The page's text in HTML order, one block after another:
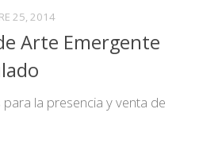
25, 2014
Arte Emergente
la presencia y venta de